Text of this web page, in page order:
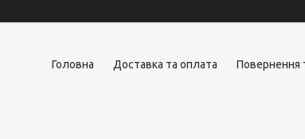
Головна Доставка та оплата Повернення